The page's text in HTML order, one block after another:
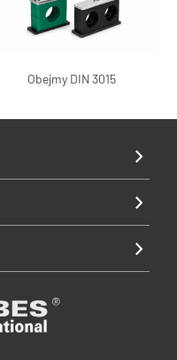
Obejmy DIN 3015